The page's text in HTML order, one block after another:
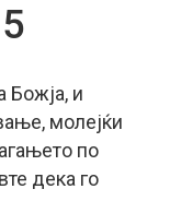
Божја, и
молејќи
по
дека го